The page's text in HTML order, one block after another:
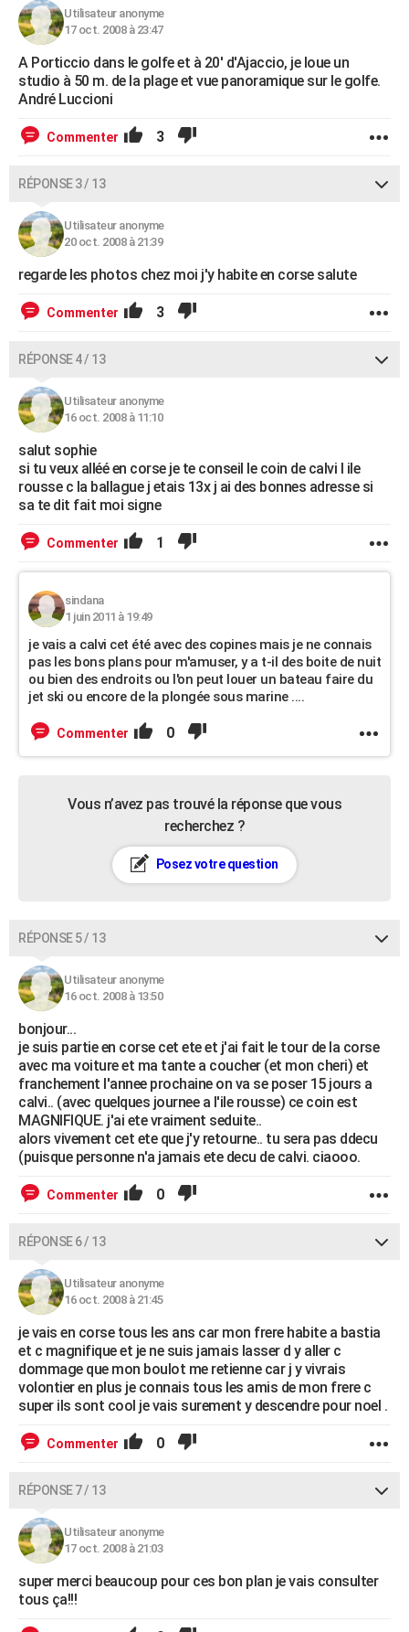
Utilisateur anonyme
17 oct. 2008 à 23:47
A Porticcio dans le golfe et à 20' d'Ajaccio, je loue un
studio à 50 m. de la plage et vue panoramique sur le golfe.
André Luccioni
Commenter 3
RÉPONSE 3 / 13
Utilisateur anonyme
20 oct. 2008 à 21:39
regarde les photos chez moi j'y habite en corse salute
Commenter 3
RÉPONSE 4 / 13
Utilisateur anonyme
16 oct. 2008 à 11:10
salut sophie
si tu veux alléé en corse je te conseil le coin de calvi l ile
rousse c la ballague j etais 13x j ai des bonnes adresse si
sa te dit fait moi signe
Commenter 1
sindana
1 juin 2011 à 19:49
je vais a calvi cet été avec des copines mais je ne connais
pas les bons plans pour m'amuser, y a t-il des boite de nuit
ou bien des endroits ou l'on peut louer un bateau faire du
jet ski ou encore de la plongée sous marine ....
Commenter 0
Vous n’avez pas trouvé la réponse que vous
recherchez ?
Posez votre question
RÉPONSE 5 / 13
Utilisateur anonyme
16 oct. 2008 à 13:50
bonjour...
je suis partie en corse cet ete et j'ai fait le tour de la corse
avec ma voiture et ma tante a coucher (et mon cheri) et
franchement l'annee prochaine on va se poser 15 jours a
calvi.. (avec quelques journee a l'ile rousse) ce coin est
MAGNIFIQUE. j'ai ete vraiment seduite..
alors vivement cet ete que j'y retourne.. tu sera pas ddecu
(puisque personne n'a jamais ete decu de calvi. ciaooo.
Commenter 0
RÉPONSE 6 / 13
Utilisateur anonyme
16 oct. 2008 à 21:45
je vais en corse tous les ans car mon frere habite a bastia
et c magnifique et je ne suis jamais lasser d y aller c
dommage que mon boulot me retienne car j y vivrais
volontier en plus je connais tous les amis de mon frere c
super ils sont cool je vais surement y descendre pour noel .
Commenter 0
RÉPONSE 7 / 13
Utilisateur anonyme
17 oct. 2008 à 21:03
super merci beaucoup pour ces bon plan je vais consulter
tous ça!!!